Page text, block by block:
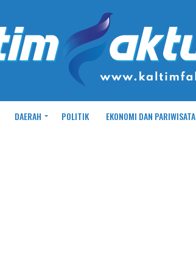
DAERAH POLITIK EKONOMI DAN PARIWISATA